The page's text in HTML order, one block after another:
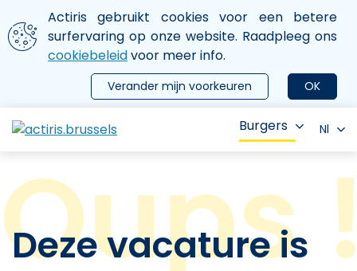
Aller au contenu principal
We gebruiken cookies
Actiris gebruikt cookies voor een betere
surfervaring op onze website. Raadpleeg ons
cookiebeleidvoor meer info.
OK
Verander mijn voorkeuren
le menu
Burgers Nl
Deze vacature is